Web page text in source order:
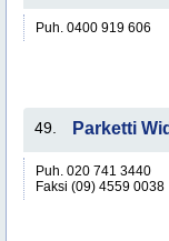
Puh. 0400 919 606
49. Parketti
Puh. 020 741 3440
Faksi (09) 4559 0038